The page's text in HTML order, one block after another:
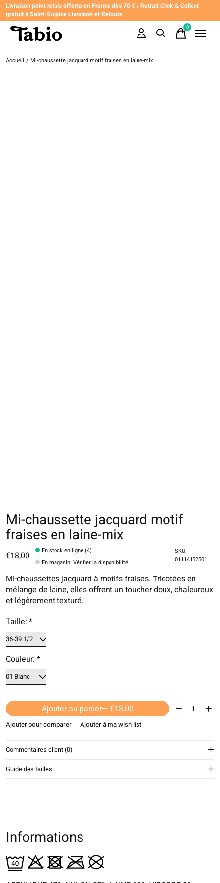
Livraison point relais offerte en France dès 70 € / Retrait Click & Collect
gratuit à Saint-SulpiceLivraison et Retours
0items
Accueil / Mi-chaussette jacquard motif fraises en laine-mix
Mi-chaussette jacquard motif
fraises en laine-mix
€18,00
En stock en ligne (4)
En magasin:Vérifier la disponibilité
SKU:
01114152501
Mi-chaussettes jacquard à motifs fraises. Tricotées en
mélange de laine, elles offrent un toucher doux, chaleureux
et légèrement texturé.
Taille: *
Couleur: *
Ajouter au panier — €18,00 Quantité:
Ajouter pour comparer Ajouter à ma wish list
Commentaires client (0)
Guide des tailles
Informations